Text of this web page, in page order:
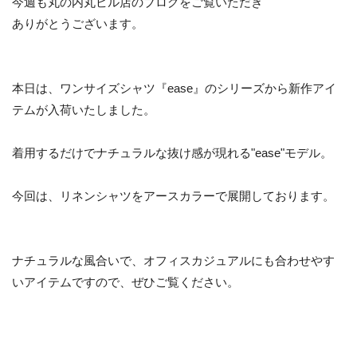
ありがとうございます。
本日は、ワンサイズシャツ『ease』のシリーズから新作アイ
テムが入荷いたしました。
着用するだけでナチュラルな抜け感が現れる"ease"モデル。
今回は、リネンシャツをアースカラーで展開しております。
ナチュラルな風合いで、オフィスカジュアルにも合わせやす
いアイテムですので、ぜひご覧ください。